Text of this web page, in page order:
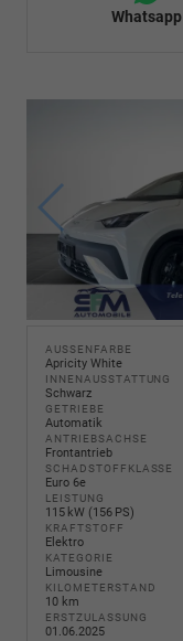
Whatsapp
AUSSENFARBE
Apricity White
INNENAUSSTATTUNG
Schwarz
GETRIEBE
Automatik
ANTRIEBSACHSE
Frontantrieb
SCHADSTOFFKLASSE
Euro 6e
LEISTUNG
115 kW (156 PS)
KRAFTSTOFF
Elektro
KATEGORIE
Limousine
KILOMETERSTAND
10 km
ERSTZULASSUNG
01.06.2025